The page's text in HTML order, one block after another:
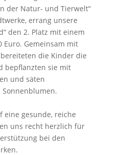
der Natur- und Tierwelt“
errang unsere
den 2. Platz mit einem
Euro. Gemeinsam mit
die Kinder die
bepflanzten sie mit
und säten
eine gesunde, reiche
uns recht herzlich für
bei den